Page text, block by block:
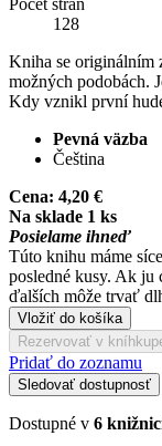
128
Kniha se originálním
možných podobách.
Kdy vznikl první
Pevná väzba
Čeština
Cena: 4,20 €
Na sklade 1 ks
Posielame ihneď
Túto knihu máme
posledné kusy. Ak ju
ďalších môže trvať
Vložiť do košíka
Rezervovať v
Pridať do zoznamu
Sledovať dostupnosť
Dostupné v 6